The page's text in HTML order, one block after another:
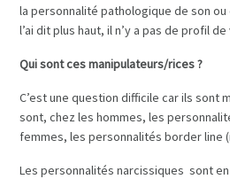
la personnalité pathologique de son
l’ai dit plus haut, il n’y a pas de profil
Qui sont ces manipulateurs/rices ?
C’est une question difficile car ils sont
sont, chez les hommes, les
femmes, les personnalités border line
Les personnalités narcissiques sont